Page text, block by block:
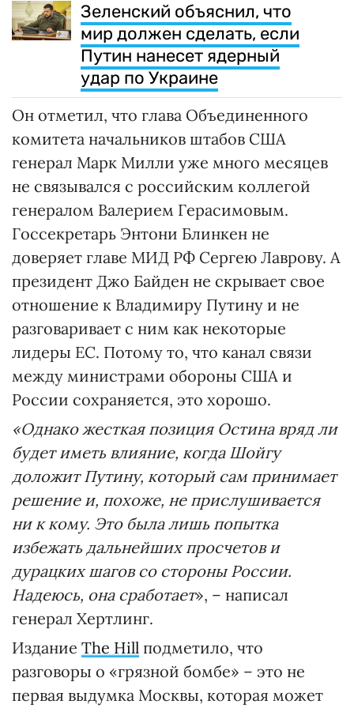
Зеленский объяснил, что
мир должен сделать, если
Путин нанесет ядерный
удар по Украине
Он отметил, что глава Объединенного
комитета начальников штабов США
генерал Марк Милли уже много месяцев
не связывался с российским коллегой
генералом Валерием Герасимовым.
Госсекретарь Энтони Блинкен не
доверяет главе МИД РФ Сергею Лаврову. А
президент Джо Байден не скрывает свое
отношение к Владимиру Путину и не
разговаривает с ним как некоторые
лидеры ЕС. Потому то, что канал связи
между министрами обороны США и
России сохраняется, это хорошо.
«Однако жесткая позиция Остина вряд ли
будет иметь влияние, когда Шойгу
доложит Путину, который сам принимает
решение и, похоже, не прислушивается
ни к кому. Это была лишь попытка
избежать дальнейших просчетов и
дурацких шагов со стороны России.
Надеюсь, она сработает», – написал
генерал Хертлинг.
Издание The Hill подметило, что
разговоры о «грязной бомбе» – это не
первая выдумка Москвы, которая может